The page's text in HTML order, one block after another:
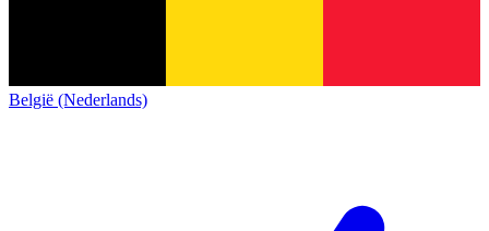
België (Nederlands)